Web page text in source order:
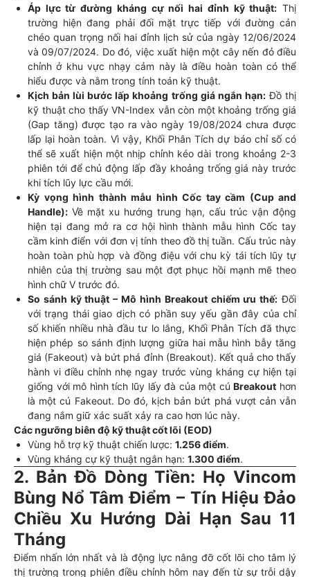
Áp lực từ đường kháng cự nối hai đỉnh kỹ thuật: Thị
trường hiện đang phải đối mặt trực tiếp với đường cản
chéo quan trọng nối hai đỉnh lịch sử của ngày 12/06/2024
và 09/07/2024. Do đó, việc xuất hiện một cây nến đỏ điều
chỉnh ở khu vực nhạy cảm này là điều hoàn toàn có thể
hiểu được và nằm trong tính toán kỹ thuật.
Kịch bản lùi bước lấp khoảng trống giá ngắn hạn:Đồ thị
kỹ thuật cho thấy VN-Index vẫn còn một khoảng trống giá
(Gap tăng) được tạo ra vào ngày 19/08/2024 chưa được
lấp lại hoàn toàn. Vì vậy, Khối Phân Tích dự báo chỉ số có
thể sẽ xuất hiện một nhịp chỉnh kéo dài trong khoảng 2-3
phiên tới để chủ động lấp đầy khoảng trống giá này trước
khi tích lũy lực cầu mới.
Kỳ vọng hình thành mẫu hình Cốc tay cầm (Cup and
Handle): Về mặt xu hướng trung hạn, cấu trúc vận động
hiện tại đang mở ra cơ hội hình thành mẫu hình Cốc tay
cầm kinh điển với đơn vị tính theo đồ thị tuần. Cấu trúc này
hoàn toàn phù hợp và đồng điệu với chu kỳ tái tích lũy tự
nhiên của thị trường sau một đợt phục hồi mạnh mẽ theo
hình chữ V trước đó.
So sánh kỹ thuật – Mô hình Breakout chiếm ưu thế: Đối
với trạng thái giao dịch có phần suy yếu gần đây của chỉ
số khiến nhiều nhà đầu tư lo lắng, Khối Phân Tích đã thực
hiện phép so sánh định lượng giữa hai mẫu hình bẫy tăng
giá (Fakeout) và bứt phá đỉnh (Breakout). Kết quả cho thấy
hành vi điều chỉnh nhẹ ngay trước vùng kháng cự hiện tại
giống với mô hình tích lũy lấy đà của một cúBreakout hơn
là một cú Fakeout. Do đó, kịch bản bứt phá vượt cản vẫn
đang nắm giữ xác suất xảy ra cao hơn lúc này.
Các ngưỡng biên độ kỹ thuật cốt lõi (EOD)
Vùng hỗ trợ kỹ thuật chiến lược: 1.256 điểm.
Vùng kháng cự kỹ thuật ngắn hạn: 1.300 điểm.
2. Bản Đồ Dòng Tiền: Họ Vincom
Bùng Nổ Tâm Điểm – Tín Hiệu Đảo
Chiều Xu Hướng Dài Hạn Sau 11
Tháng
Điểm nhấn lớn nhất và là động lực nâng đỡ cốt lõi cho tâm lý
thị trường trong phiên điều chỉnh hôm nay đến từ sự trỗi dậy